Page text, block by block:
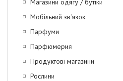
Мобільний зв'язок
Парфуми
Парфюмерия
Продуктові магазини
Рослини